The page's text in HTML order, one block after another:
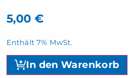
5,00 €
Enthält 7% MwSt.
In den Warenkorb